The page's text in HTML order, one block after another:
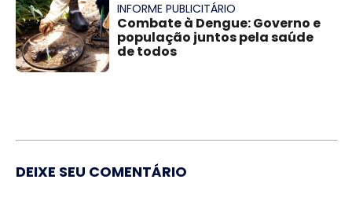
INFORME PUBLICITÁRIO
Combate à Dengue: Governo e
população juntos pela saúde
de todos
DEIXE SEU COMENTÁRIO